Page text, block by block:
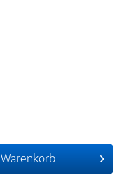
Warenkorb